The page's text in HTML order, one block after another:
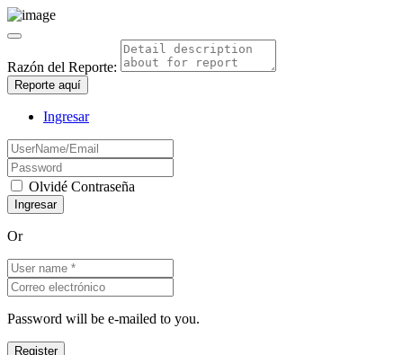
Razón del Reporte:
Reporte aquí
Ingresar
Olvidé Contraseña
Or
Password will be e-mailed to you.